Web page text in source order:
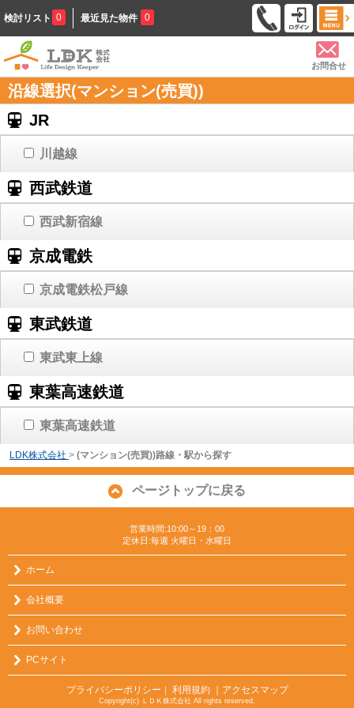
検討リスト 0 最近見た物件 0
お問合せ
沿線選択(マンション(売買))
JR
川越線
西武鉄道
西武新宿線
京成電鉄
京成電鉄松戸線
東武鉄道
東武東上線
東葉高速鉄道
東葉高速鉄道
LDK株式会社 > (マンション(売買))路線・駅から探す
ページトップに戻る
営業時間:10:00～19：00
定休日:毎週 火曜日・水曜日
ホーム
会社概要
お問い合わせ
PCサイト
プライバシーポリシー ｜ 利用規約 ｜アクセスマップ
Copyright(c) ＬＤＫ株式会社 All rights reserved.